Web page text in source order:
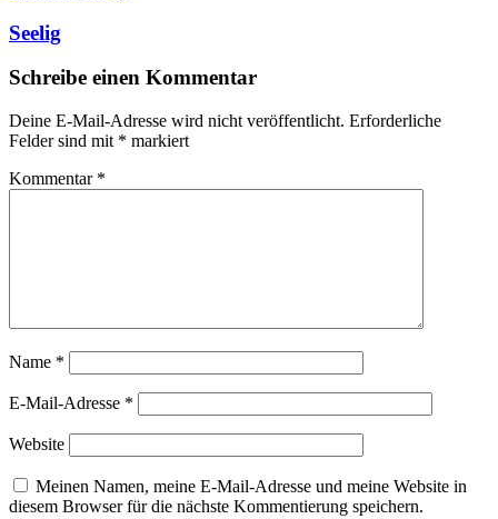
Seelig
Schreibe einen Kommentar
Deine E-Mail-Adresse wird nicht veröffentlicht. Erforderliche
Felder sind mit * markiert
Kommentar *
Name *
E-Mail-Adresse *
Website
Meinen Namen, meine E-Mail-Adresse und meine Website in
diesem Browser für die nächste Kommentierung speichern.